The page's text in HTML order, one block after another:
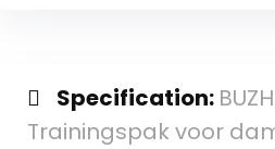
Specification:
Trainingspak voor